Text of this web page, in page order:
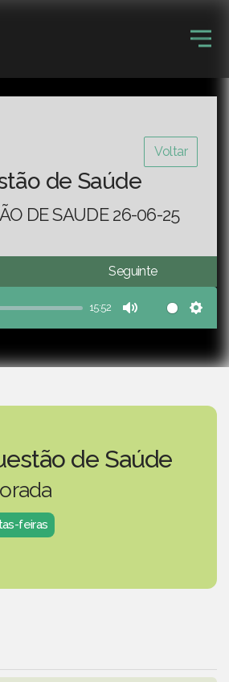
Voltar
de Saúde
DE SAUDE 26-06-25
Seguinte
15:52
Mute
de Saúde
feiras